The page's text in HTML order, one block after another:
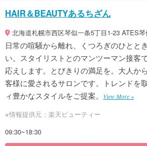
HAIR＆BEAUTYあるちざん
北海道札幌市西区琴似一条5丁目1-23 ATES
日常の喧騒から離れ、くつろぎのひとと
い。スタイリストとのマンツーマン接客
応えします。とびきりの満足を。大人か
客様に愛されるサロンです。トレンドを
ィ豊かなスタイルをご提案。
View More »
※情報提供元：楽天ビューティー
09:30~18:30